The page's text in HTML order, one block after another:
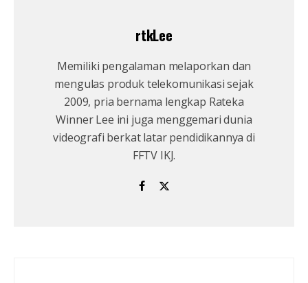
rtkLee
Memiliki pengalaman melaporkan dan
mengulas produk telekomunikasi sejak
2009, pria bernama lengkap Rateka
Winner Lee ini juga menggemari dunia
videografi berkat latar pendidikannya di
FFTV IKJ.